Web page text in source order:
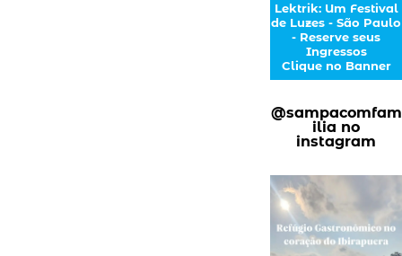
Lektrik: Um Festival
de Luzes - São Paulo
- Reserve seus
Ingressos
Clique no Banner
@sampacomfam
ilia no
instagram